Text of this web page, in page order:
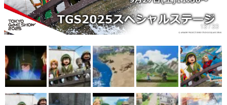
カテゴリ
マンガ
女性向け
アプリレビュー
13 / 33